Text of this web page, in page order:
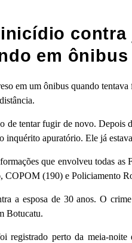
contra
em ônibus
em um ônibus quando
de tentar fugir de novo. Depois
apuratório. Ele já
que envolveu todas as
COPOM (190) e Policiamento
a esposa de 30 anos. O
Botucatu.
perto da meia-noite